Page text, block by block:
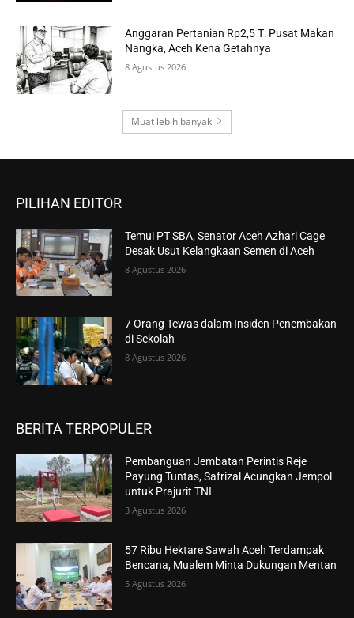
Anggaran Pertanian Rp2,5 T: Pusat Makan
Nangka, Aceh Kena Getahnya
8 Agustus 2026
Muat lebih banyak
PILIHAN EDITOR
Temui PT SBA, Senator Aceh Azhari Cage
Desak Usut Kelangkaan Semen di Aceh
8 Agustus 2026
7 Orang Tewas dalam Insiden Penembakan
di Sekolah
8 Agustus 2026
BERITA TERPOPULER
Pembanguan Jembatan Perintis Reje
Payung Tuntas, Safrizal Acungkan Jempol
untuk Prajurit TNI
3 Agustus 2026
57 Ribu Hektare Sawah Aceh Terdampak
Bencana, Mualem Minta Dukungan Mentan
5 Agustus 2026